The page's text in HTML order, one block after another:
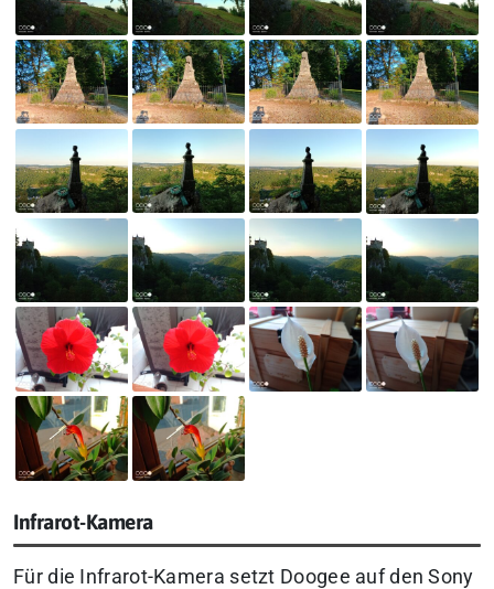
Infrarot-Kamera
Für die Infrarot-Kamera setzt Doogee auf den Sony